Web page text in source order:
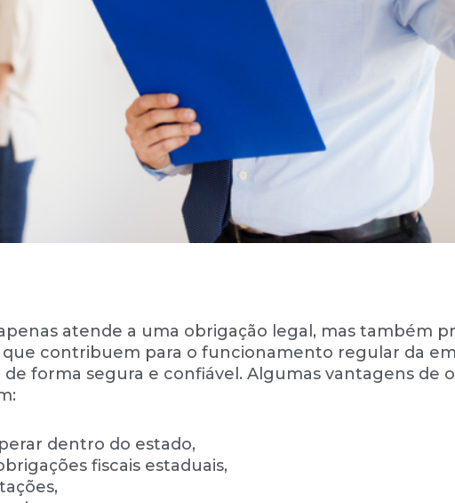
atende a uma obrigação legal, mas também
que contribuem para o funcionamento regular da
forma segura e confiável. Algumas vantagens de
dentro do estado,
fiscais estaduais,